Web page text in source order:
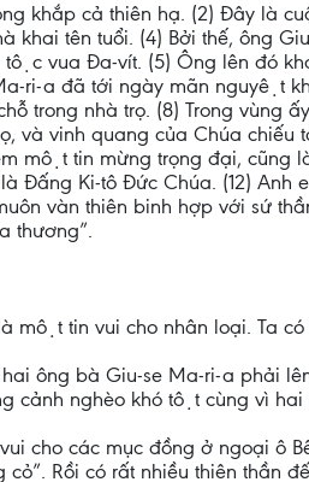
khắp cả thiên hạ. (2) Đây là
tên tuổi. (4) Bởi thế, ông
vua Đa-vít. (5) Ông lên đó
ri-a đã tới ngày mãn nguyệt
trong nhà trọ. (8) Trong vùng
vinh quang của Chúa chiếu
một tin mừng trọng đại, cũng
Ki-tô Đức Chúa. (12)
vàn thiên binh hợp với sứ
thương”.
tin vui cho nhân loại. Ta
ông bà Giu-se Ma-ri-a phải
cảnh nghèo khó tột cùng vì
cho các mục đồng ở ngoại ô
Rồi có rất nhiều thiên thần